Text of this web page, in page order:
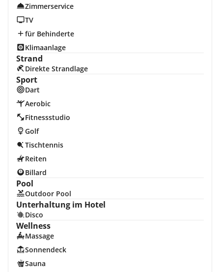
Zimmerservice
TV
für Behinderte
Klimaanlage
Strand
Direkte Strandlage
Sport
Dart
Aerobic
Fitnessstudio
Golf
Tischtennis
Reiten
Billard
Pool
Outdoor Pool
Unterhaltung im Hotel
Disco
Wellness
Massage
Sonnendeck
Sauna